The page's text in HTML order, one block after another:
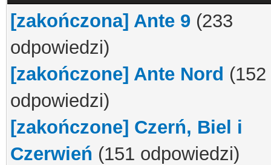
[zakończona] Ante 9 (233
odpowiedzi)
[zakończone] Ante Nord (152
odpowiedzi)
[zakończone] Czerń, Biel i
Czerwień (151 odpowiedzi)